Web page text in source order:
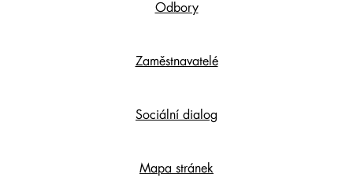
Odbory
Zaměstnavatelé
Sociální dialog
Mapa stránek